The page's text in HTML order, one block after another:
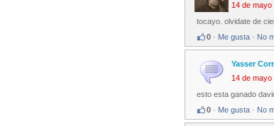
14 de
tocayo. olvidate de
0 · Me gusta · No
Yasser
14 de
esto esta ganado
0 · Me gusta · No